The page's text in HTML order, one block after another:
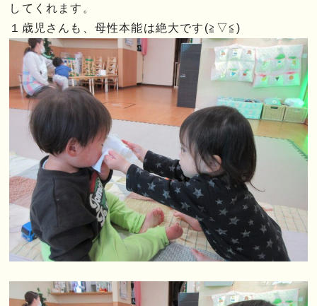
してくれます。
１歳児さんも、母性本能は絶大です(≧▽≦)